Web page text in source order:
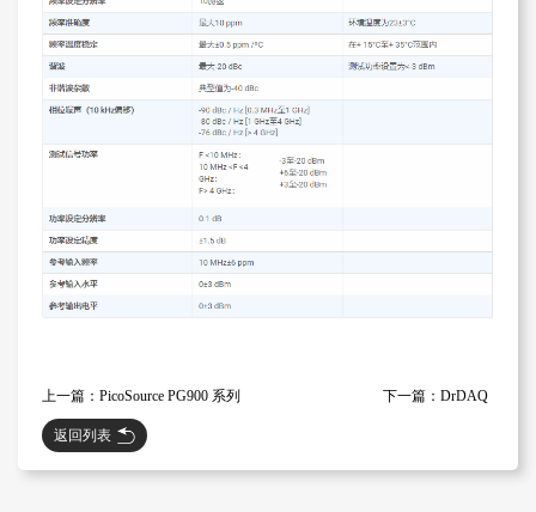
上一篇：PicoSource PG900 系列 下一篇：DrDAQ
返回列表